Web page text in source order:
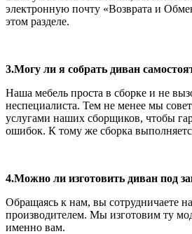
электронную почту «Возврата и
этом разделе.
3.Могу ли я собрать диван
Наша мебель проста в сборке и не
неспециалиста. Тем не менее мы
услугами наших сборщиков, чтобы
ошибок. К тому же сборка
4.Можно ли изготовить диван под
Обращаясь к нам, вы сотрудничаете
производителем. Мы изготовим ту
именно вам.